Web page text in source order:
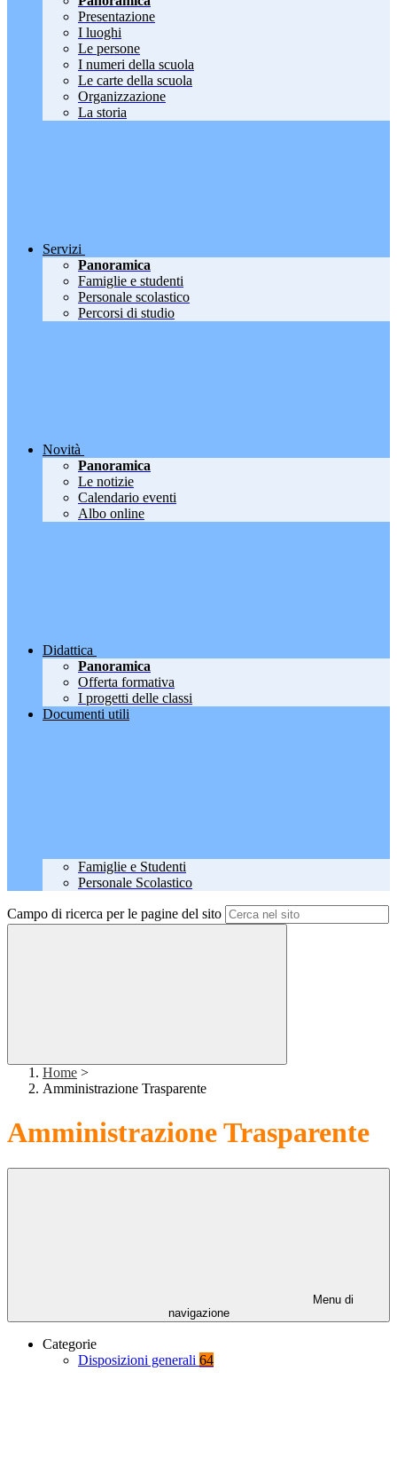
Presentazione
I luoghi
Le persone
I numeri della scuola
Le carte della scuola
Organizzazione
La storia
Servizi
Panoramica
Famiglie e studenti
Personale scolastico
Percorsi di studio
Novità
Panoramica
Le notizie
Calendario eventi
Albo online
Didattica
Panoramica
Offerta formativa
I progetti delle classi
Documenti utili
Famiglie e Studenti
Personale Scolastico
Campo di ricerca per le pagine del sito
Home >
Amministrazione Trasparente
Amministrazione Trasparente
Menu di
navigazione
Categorie
Disposizioni generali 64